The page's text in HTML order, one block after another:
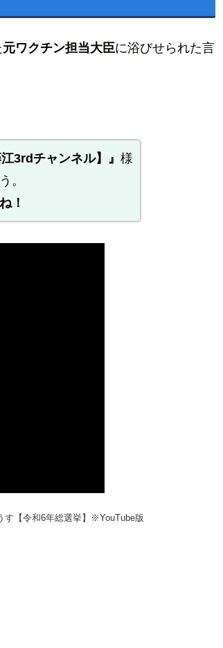
元ワクチン担当大臣に浴びせられた言
3rdチャンネル】』 様
。
！
す【令和6年総選挙】※YouTube版